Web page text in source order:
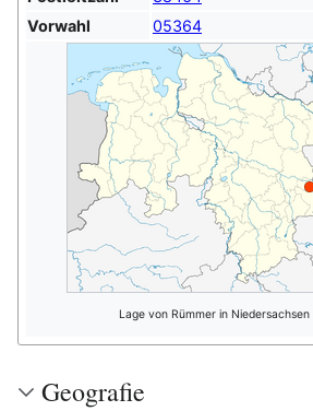
Vorwahl
05364
Lage von Rümmer in Niedersachsen
Geografie